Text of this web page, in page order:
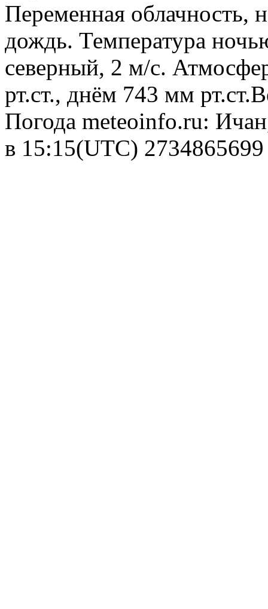
Переменная облачность,
дождь. Температура
северный, 2 м/с.
рт.ст., днём 743 мм
Погода meteoinfo.ru:
в 15:15(UTC) 2734865699